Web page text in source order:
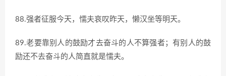
88.强者征服今天，懦夫哀叹昨天，懒汉坐等明天。
89.老要靠别人的鼓励才去奋斗的人不算强者；有别人的鼓
励还不去奋斗的人简直就是懦夫。